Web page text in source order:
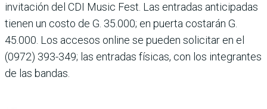
invitación del CDI Music Fest. Las entradas anticipadas
tienen un costo de G. 35.000; en puerta costarán G.
45.000. Los accesos online se pueden solicitar en el
(0972) 393-349; las entradas físicas, con los integrantes
de las bandas.